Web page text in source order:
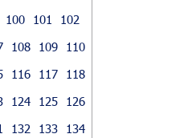
100 101
102
108 109
110
116 117
118
124 125
126
132 133
134